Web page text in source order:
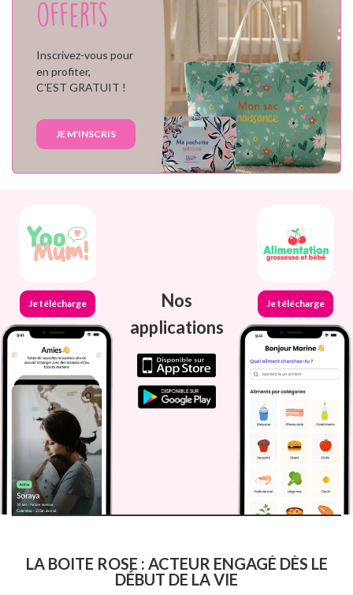
offerts
Inscrivez-vous pour
en profiter,
C'EST GRATUIT !
JE M'INSCRIS
Je télécharge
Nos
applications
Je télécharge
LA BOITE ROSE : ACTEUR ENGAGÉ DÈS LE
DÉBUT DE LA VIE